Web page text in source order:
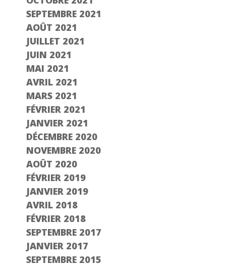
SEPTEMBRE 2021
AOÛT 2021
JUILLET 2021
JUIN 2021
MAI 2021
AVRIL 2021
MARS 2021
FÉVRIER 2021
JANVIER 2021
DÉCEMBRE 2020
NOVEMBRE 2020
AOÛT 2020
FÉVRIER 2019
JANVIER 2019
AVRIL 2018
FÉVRIER 2018
SEPTEMBRE 2017
JANVIER 2017
SEPTEMBRE 2015